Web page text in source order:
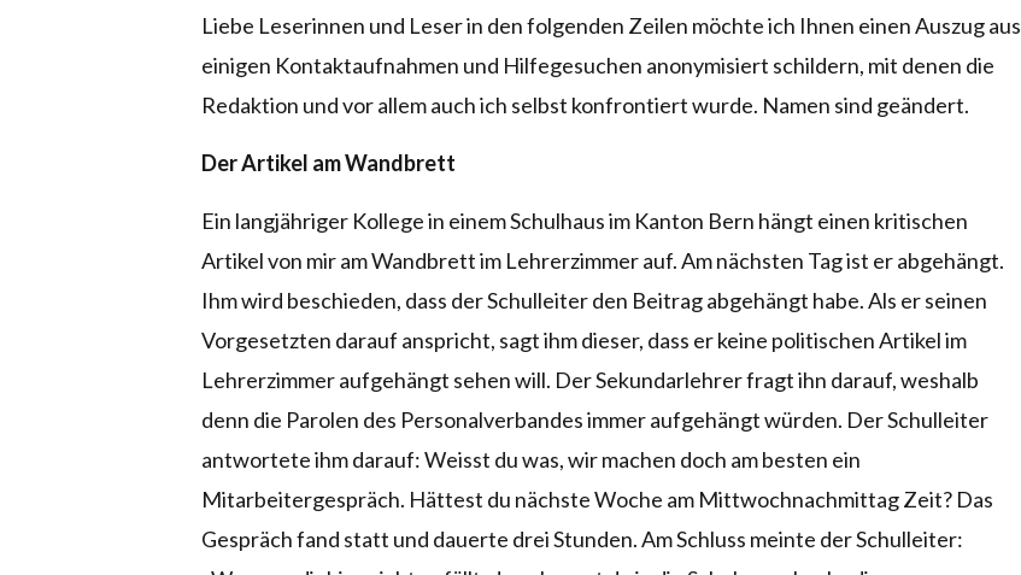
Liebe Leserinnen und Leser in den folgenden Zeilen möchte ich Ihnen einen Auszug aus
einigen Kontaktaufnahmen und Hilfegesuchen anonymisiert schildern, mit denen die
Redaktion und vor allem auch ich selbst konfrontiert wurde. Namen sind geändert.
Der Artikel am Wandbrett
Ein langjähriger Kollege in einem Schulhaus im Kanton Bern hängt einen kritischen
Artikel von mir am Wandbrett im Lehrerzimmer auf. Am nächsten Tag ist er abgehängt.
Ihm wird beschieden, dass der Schulleiter den Beitrag abgehängt habe. Als er seinen
Vorgesetzten darauf anspricht, sagt ihm dieser, dass er keine politischen Artikel im
Lehrerzimmer aufgehängt sehen will. Der Sekundarlehrer fragt ihn darauf, weshalb
denn die Parolen des Personalverbandes immer aufgehängt würden. Der Schulleiter
antwortete ihm darauf: Weisst du was, wir machen doch am besten ein
Mitarbeitergespräch. Hättest du nächste Woche am Mittwochnachmittag Zeit? Das
Gespräch fand statt und dauerte drei Stunden. Am Schluss meinte der Schulleiter: